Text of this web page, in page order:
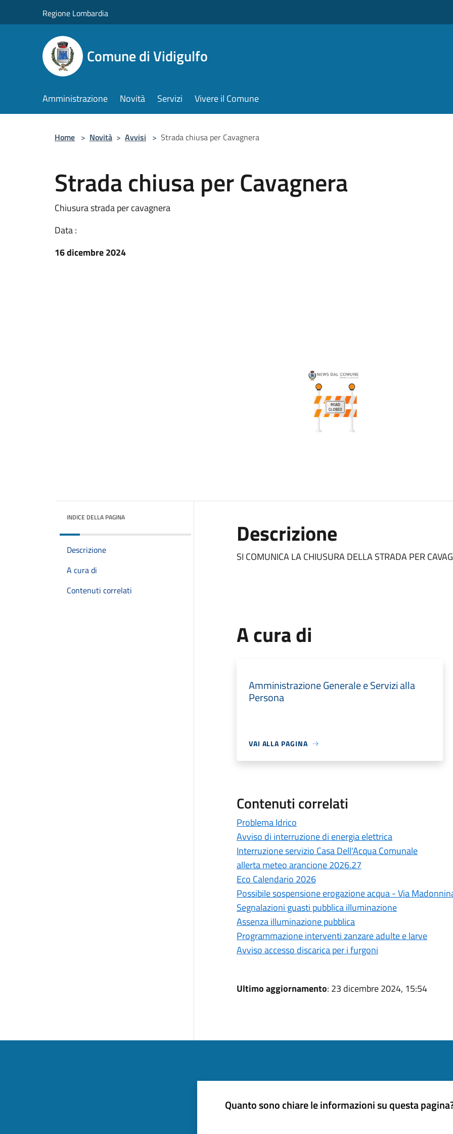
Regione Lombardia
Comune di Vidigulfo
Amministrazione Novità Servizi Vivere il Comune
Home > Novità > Avvisi > Strada chiusa per Cavagnera
Strada chiusa per Cavagnera
Chiusura strada per cavagnera
Data :
16 dicembre 2024
INDICE DELLA PAGINA
Descrizione
A cura di
Contenuti correlati
Descrizione
SI COMUNICA LA CHIUSURA DELLA STRADA PER
A cura di
Amministrazione Generale e Servizi alla
Persona
VAI ALLA PAGINA
Contenuti correlati
Problema Idrico
Avviso di interruzione di energia elettrica
Interruzione servizio Casa Dell'Acqua Comunale
allerta meteo arancione 2026.27
Eco Calendario 2026
Possibile sospensione erogazione acqua - Via
Segnalazioni guasti pubblica illuminazione
Assenza illuminazione pubblica
Programmazione interventi zanzare adulte e larve
Avviso accesso discarica per i furgoni
Ultimo aggiornamento: 23 dicembre 2024, 15:54
Quanto sono chiare le informazioni su questa